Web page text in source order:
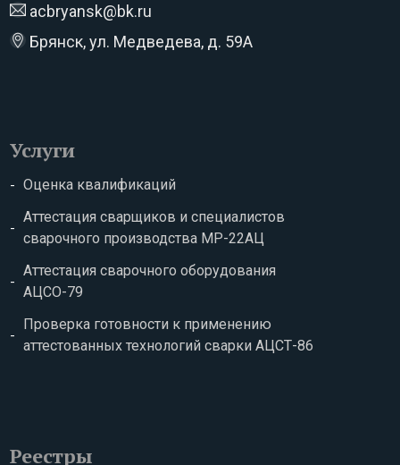
acbryansk@bk.ru
Брянск, ул. Медведева, д. 59А
Услуги
Оценка квалификаций
Аттестация сварщиков и специалистов
сварочного производства МР-22АЦ
Аттестация сварочного оборудования
АЦСО-79
Проверка готовности к применению
аттестованных технологий сварки АЦСТ-86
Реестры